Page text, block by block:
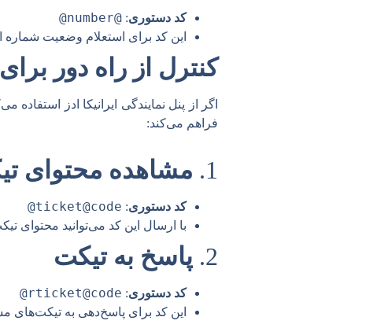
کد دستوری:
@number@
این کد برای استعلام وضعیت
کنترل از راه دور
اگر از پنل نمایندگی ایرانیکا ادز
فراهم می‌کند:
1. مشاهده محتوای
کد دستوری:
ticket@code@
با ارسال این کد می‌توانید محتوای
2. پاسخ به تیکت
کد دستوری:
rticket@code@
این کد برای پاسخ‌دهی به تیکت‌های